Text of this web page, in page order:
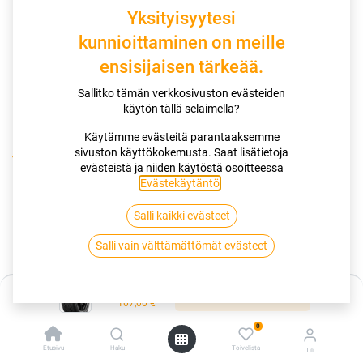
107,00€
Etusivu Haku
0
Toivelista Tili
Kauppa
185/65R15 88T GOODYEAR ULTRAGRIP PERFORMANCE 3 EVR
185/65R15 88T GOODYEAR
ULTRAGRIP PERFORMANCE 3 EVR
Tällä tuotteella ei ole kelvollista yhdistelmää.
Yksityisyytesi
kunnioittaminen on meille
ensisijaisen tärkeää.
Sallitko tämän verkkosivuston evästeiden
käytön tällä selaimella?
Käytämme evästeitä parantaaksemme
sivuston käyttökokemusta. Saat lisätietoja
evästeistä ja niiden käytöstä osoitteessa
Evästekäytäntö
Salli kaikki evästeet
Salli vain välttämättömät evästeet